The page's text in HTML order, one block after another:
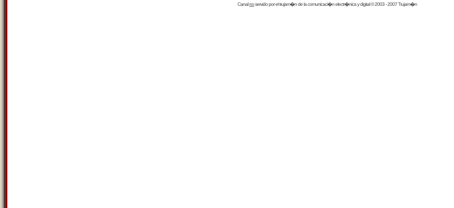
Canalrssservido por eltrujam�nde la comunicaci�n electr�nica y digital © 2003 - 2007 Trujam�n